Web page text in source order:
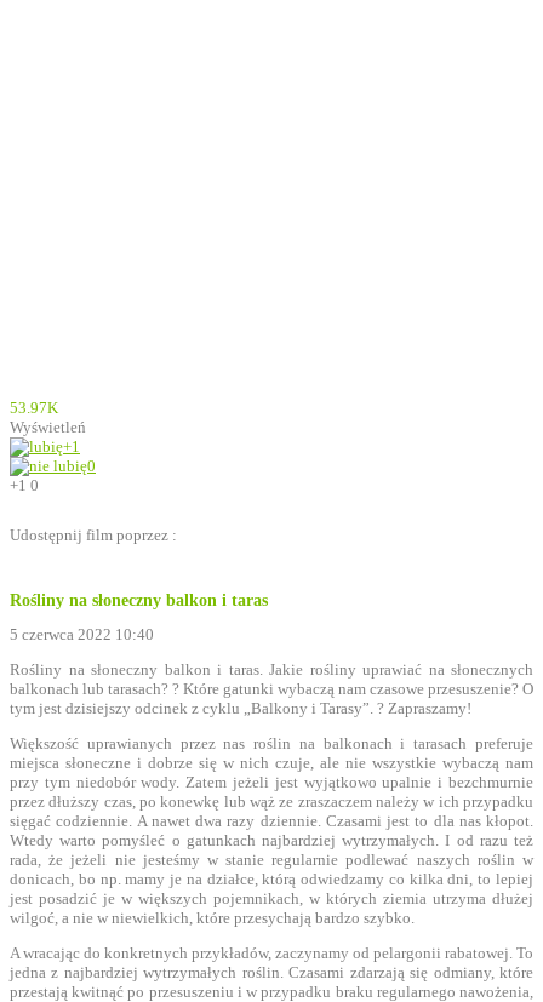
53.97K
Wyświetleń
+1
0
+1 0
Udostępnij film poprzez :
Rośliny na słoneczny balkon i taras
5 czerwca 2022 10:40
Rośliny na słoneczny balkon i taras. Jakie rośliny uprawiać na słonecznych
balkonach lub tarasach? ? Które gatunki wybaczą nam czasowe przesuszenie? O
tym jest dzisiejszy odcinek z cyklu „Balkony i Tarasy”. ? Zapraszamy!
Większość uprawianych przez nas roślin na balkonach i tarasach preferuje
miejsca słoneczne i dobrze się w nich czuje, ale nie wszystkie wybaczą nam
przy tym niedobór wody. Zatem jeżeli jest wyjątkowo upalnie i bezchmurnie
przez dłuższy czas, po konewkę lub wąż ze zraszaczem należy w ich przypadku
sięgać codziennie. A nawet dwa razy dziennie. Czasami jest to dla nas kłopot.
Wtedy warto pomyśleć o gatunkach najbardziej wytrzymałych. I od razu też
rada, że jeżeli nie jesteśmy w stanie regularnie podlewać naszych roślin w
donicach, bo np. mamy je na działce, którą odwiedzamy co kilka dni, to lepiej
jest posadzić je w większych pojemnikach, w których ziemia utrzyma dłużej
wilgoć, a nie w niewielkich, które przesychają bardzo szybko.
A wracając do konkretnych przykładów, zaczynamy od pelargonii rabatowej. To
jedna z najbardziej wytrzymałych roślin. Czasami zdarzają się odmiany, które
przestają kwitnąć po przesuszeniu i w przypadku braku regularnego nawożenia,